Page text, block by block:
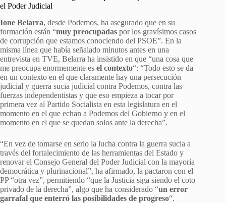
el Poder Judicial
Ione Belarra, desde Podemos, ha asegurado que en su
formación están “muy preocupadas por los gravísimos casos
de corrupción que estamos conociendo del PSOE”. En la
misma línea que había señalado minutos antes en una
entrevista en TVE, Belarra ha insistido en que “una cosa que
me preocupa enormemente es el contexto“: “Todo esto se da
en un contexto en el que claramente hay una persecución
judicial y guerra sucia judicial contra Podemos, contra las
fuerzas independentistas y que eso empieza a tocar por
primera vez al Partido Socialista en esta legislatura en el
momento en el que echan a Podemos del Gobierno y en el
momento en el que se quedan solos ante la derecha”.
“En vez de tomarse en serio la lucha contra la guerra sucia a
través del fortalecimiento de las herramientas del Estado y
renovar el Consejo General del Poder Judicial con la mayoría
democrática y plurinacional”, ha afirmado, la pactaron con el
PP “otra vez”, permitiendo “que la Justicia siga siendo el coto
privado de la derecha”, algo que ha considerado “un error
garrafal que enterró las posibilidades de progreso“.